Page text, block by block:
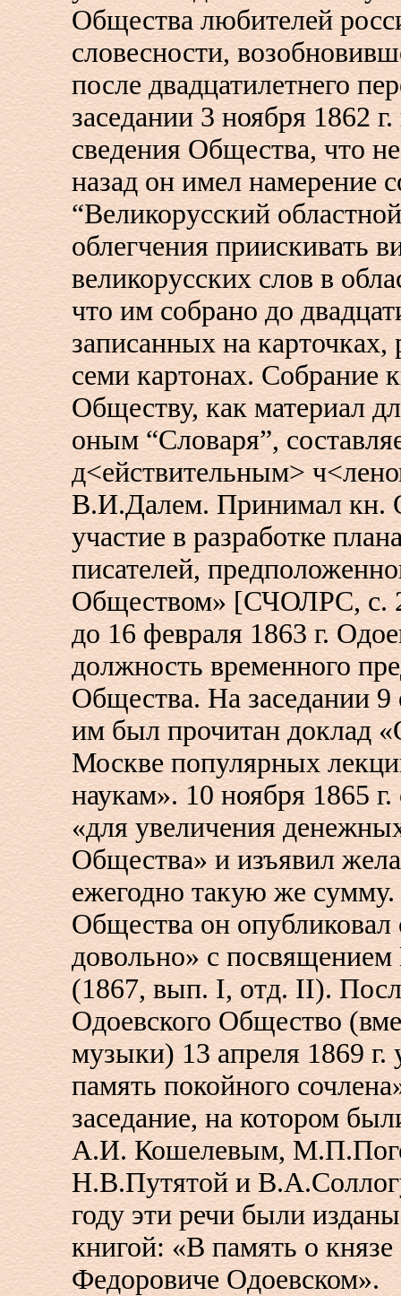
Общества любителей
словесности,
после двадцатилетнего
заседании 3 ноября 1862
сведения Общества, что
назад он имел намерение
“Великорусский
облегчения приискивать
великорусских слов в
что им собрано до
записанных на
семи картонах. Собрание
Обществу, как материал
оным “Словаря”,
д<ействительным>
В.И.Далем. Принимал кн.
участие в разработке
писателей,
Обществом» [СЧОЛРС, с.
до 16 февраля 1863 г.
должность временного
Общества. На заседании 9
им был прочитан доклад
Москве популярных
наукам». 10 ноября 1865
«для увеличения
Общества» и изъявил
ежегодно такую же
Общества он
довольно» с
(1867, вып. I, отд. II).
Одоевского Общество
музыки) 13 апреля 1869 г.
память покойного
заседание, на котором
А.И. Кошелевым,
Н.В.Путятой и
году эти речи были
книгой: «В память о
Федоровиче Одоевском».